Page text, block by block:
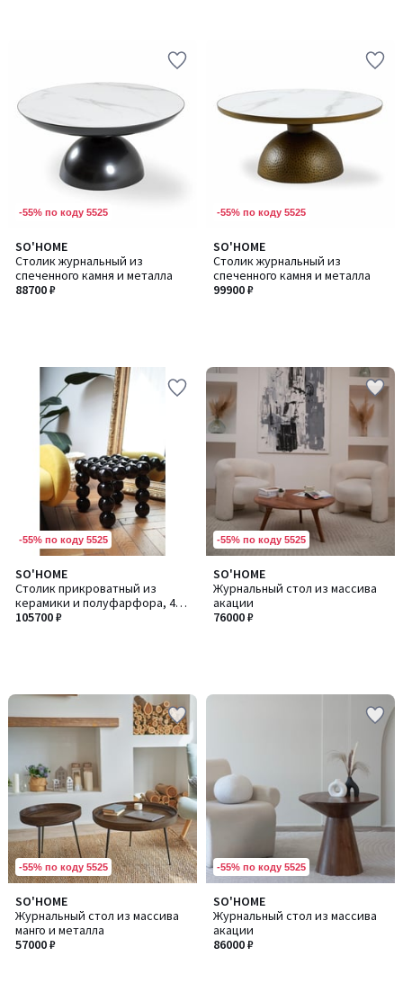
-55% по коду 5525
SO'HOME
Столик журнальный из
спеченного камня и металла
88700 ₽
-55% по коду 5525
SO'HOME
Столик журнальный из
спеченного камня и металла
99900 ₽
-55% по коду 5525
SO'HOME
Столик прикроватный из
керамики и полуфарфора, 40
см
105700 ₽
-55% по коду 5525
SO'HOME
Журнальный стол из массива
акации
76000 ₽
-55% по коду 5525
SO'HOME
Журнальный стол из массива
манго и металла
57000 ₽
-55% по коду 5525
SO'HOME
Журнальный стол из массива
акации
86000 ₽